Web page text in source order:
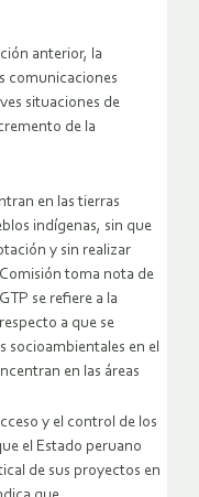
anterior, la
comunicaciones
situaciones de
de la
en las tierras
indígenas, sin que
y sin realizar
toma nota de
se refiere a la
a que se
socioambientales en el
en las áreas
y el control de los
el Estado peruano
de sus proyectos en